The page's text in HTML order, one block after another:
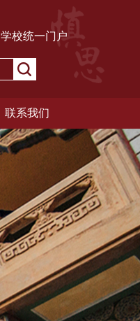
学校统一门户
联系我们